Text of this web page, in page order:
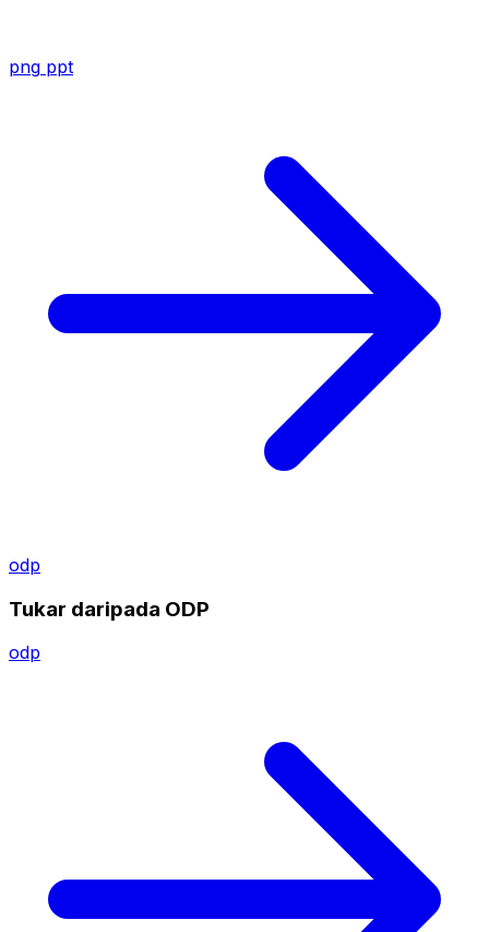
png ppt
odp
Tukar daripada ODP
odp